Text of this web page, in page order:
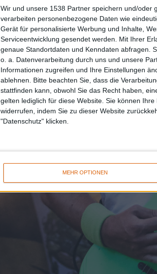
Wir und unsere 1538 Partner speichern und/oder
verarbeiten personenbezogene Daten wie
Gerät für personalisierte Werbung und Inhalte,
Serviceentwicklung gesendet werden. Mit Ihrer
genaue Standortdaten und Kenndaten abfragen.
o. a. Datenverarbeitung durch uns und unsere
Informationen zugreifen und Ihre Einstellungen
ablehnen. Bitte beachten Sie, dass die
stattfinden kann, obwohl Sie das Recht haben,
gelten lediglich für diese Website. Sie können
widerrufen, indem Sie zu dieser Website
"Datenschutz" klicken.
MEHR OPTIONEN